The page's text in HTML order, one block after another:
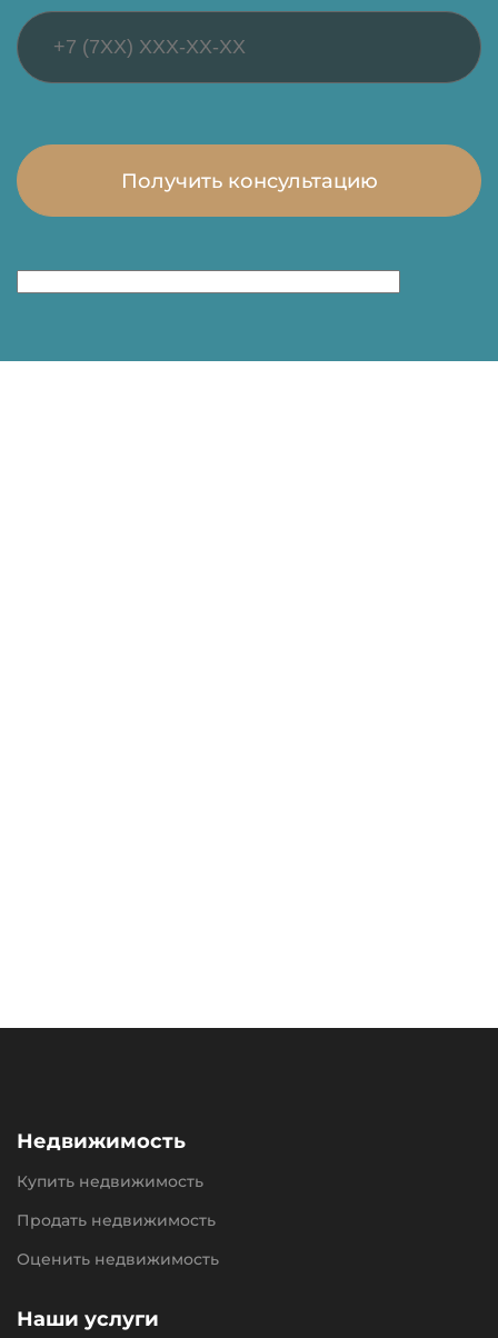
Недвижимость
Купить недвижимость
Продать недвижимость
Оценить недвижимость
Наши услуги